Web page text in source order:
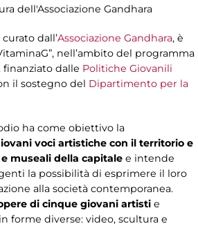
dell'Associazione Gandhara
dall’Associazione Gandhara, è
nell’ambito del programma
finanziato dalle Politiche Giovanili
il sostegno del Dipartimento per la
ha come obiettivo la
voci artistiche con il territorio e
museali della capitale e intende
la possibilità di esprimere il loro
alla società contemporanea.
di cinque giovani artisti e
forme diverse: video, scultura e